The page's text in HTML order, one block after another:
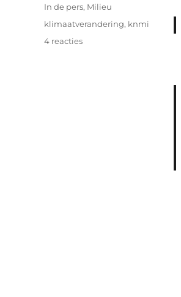
Categorieën
In de pers, Milieu
Tags
klimaatverandering, knmi
4 reactiesop